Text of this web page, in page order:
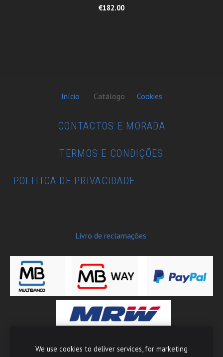
€182.00
Início Catálogo Cookies
CONTACTOS E MORADA
TERMOS E CONDIÇÕES
POLITICA DE PRIVACIDADE
Livro de reclamações
Copyright © 2026 Moto-Tech - Todos os direitos reservados
We use cookies to deliver services, for marketing